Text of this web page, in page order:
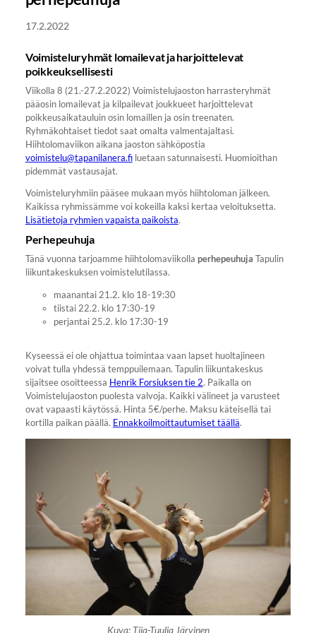
17.2.2022
Voimisteluryhmät lomailevat ja harjoittelevat
poikkeuksellisesti
Viikolla 8 (21.-27.2.2022) Voimistelujaoston harrasteryhmät
pääosin lomailevat ja kilpailevat joukkueet harjoittelevat
poikkeusaikatauluin osin lomaillen ja osin treenaten.
Ryhmäkohtaiset tiedot saat omalta valmentajaltasi.
Hiihtolomaviikon aikana jaoston sähköpostia
voimistelu@tapanilanera.filuetaan satunnaisesti. Huomioithan
pidemmät vastausajat.
Voimisteluryhmiin pääsee mukaan myös hiihtoloman jälkeen.
Kaikissa ryhmissämme voi kokeilla kaksi kertaa veloituksetta.
Lisätietoja ryhmien vapaista paikoista.
Perhepeuhuja
Tänä vuonna tarjoamme hiihtolomaviikolla perhepeuhuja Tapulin
liikuntakeskuksen voimistelutilassa.
maanantai 21.2. klo 18-19:30
tiistai 22.2. klo 17:30-19
perjantai 25.2. klo 17:30-19
Kyseessä ei ole ohjattua toimintaa vaan lapset huoltajineen
voivat tulla yhdessä temppuilemaan. Tapulin liikuntakeskus
sijaitsee osoitteessa Henrik Forsiuksen tie 2. Paikalla on
Voimistelujaoston puolesta valvoja. Kaikki välineet ja varusteet
ovat vapaasti käytössä. Hinta 5€/perhe. Maksu käteisellä tai
kortilla paikan päällä. Ennakkoilmoittautumiset täällä.
Kuva: Tiia-Tuulia Järvinen